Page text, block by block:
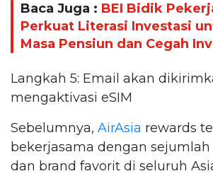
Baca Juga : BEI Bidik
Perkuat Literasi Investasi
Masa Pensiun dan Cegah
Langkah 5: Email akan
mengaktivasi eSIM
Sebelumnya, AirAsia rewards
bekerjasama dengan
dan brand favorit di seluruh